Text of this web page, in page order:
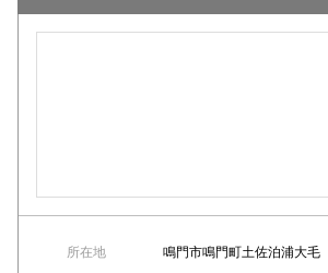
所在地 鳴門市鳴門町土佐泊浦大毛